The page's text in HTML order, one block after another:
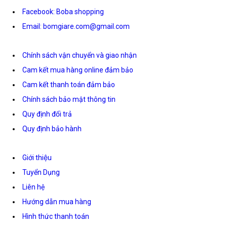
Facebook: Boba shopping
Email: bomgiare.com@gmail.com
Chính sách vận chuyển và giao nhận
Cam kết mua hàng online đảm bảo
Cam kết thanh toán đảm bảo
Chính sách bảo mật thông tin
Quy định đổi trả
Quy định bảo hành
Giới thiệu
Tuyển Dụng
Liên hệ
Hướng dẫn mua hàng
Hình thức thanh toán